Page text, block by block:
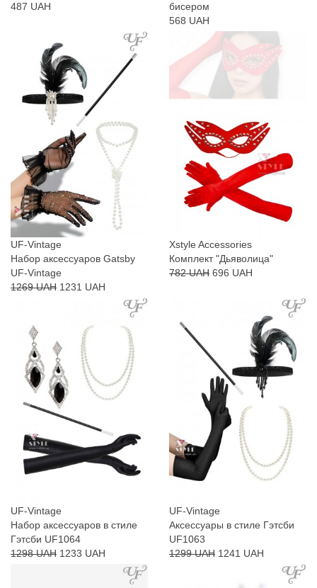
487 UAH
бисером
568 UAH
UF-Vintage
Набор аксессуаров Gatsby
UF-Vintage
1269 UAH 1231 UAH
Xstyle Accessories
Комплект "Дьяволица"
782 UAH 696 UAH
UF-Vintage
Набор аксессуаров в стиле
Гэтсби UF1064
1298 UAH 1233 UAH
UF-Vintage
Аксессуары в стиле Гэтсби
UF1063
1299 UAH 1241 UAH